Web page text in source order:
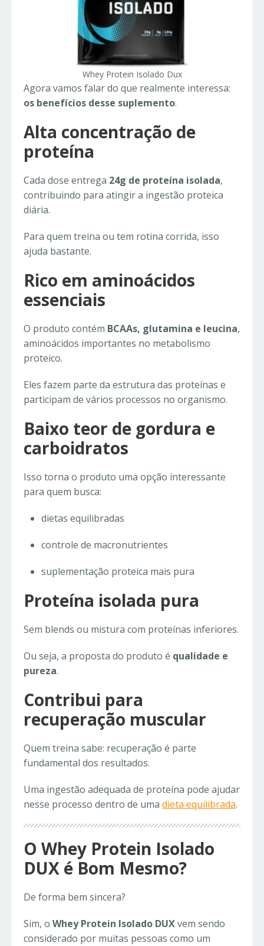
Whey Protein Isolado Dux
Agora vamos falar do que realmente interessa:
os benefícios desse suplemento.
Alta concentração de
proteína
Cada dose entrega 24g de proteína isolada,
contribuindo para atingir a ingestão proteica
diária.
Para quem treina ou tem rotina corrida, isso
ajuda bastante.
Rico em aminoácidos
essenciais
O produto contém BCAAs, glutamina e leucina,
aminoácidos importantes no metabolismo
proteico.
Eles fazem parte da estrutura das proteínas e
participam de vários processos no organismo.
Baixo teor de gordura e
carboidratos
Isso torna o produto uma opção interessante
para quem busca:
dietas equilibradas
controle de macronutrientes
suplementação proteica mais pura
Proteína isolada pura
Sem blends ou mistura com proteínas inferiores.
Ou seja, a proposta do produto é qualidade e
pureza.
Contribui para
recuperação muscular
Quem treina sabe: recuperação é parte
fundamental dos resultados.
Uma ingestão adequada de proteína pode ajudar
nesse processo dentro de uma dieta equilibrada.
O Whey Protein Isolado
DUX é Bom Mesmo?
De forma bem sincera?
Sim, o Whey Protein Isolado DUXvem sendo
considerado por muitas pessoas como um